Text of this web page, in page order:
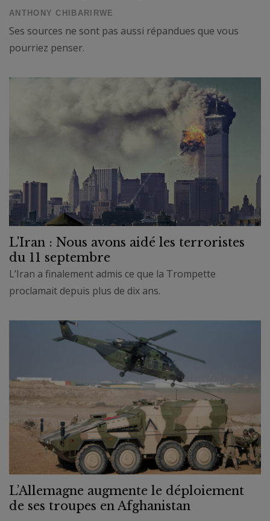
ANTHONY CHIBARIRWE
Ses sources ne sont pas aussi répandues que vous
pourriez penser.
L'Iran : Nous avons aidé les terroristes
du 11 septembre
L’Iran a finalement admis ce que la Trompette
proclamait depuis plus de dix ans.
L’Allemagne augmente le déploiement
de ses troupes en Afghanistan